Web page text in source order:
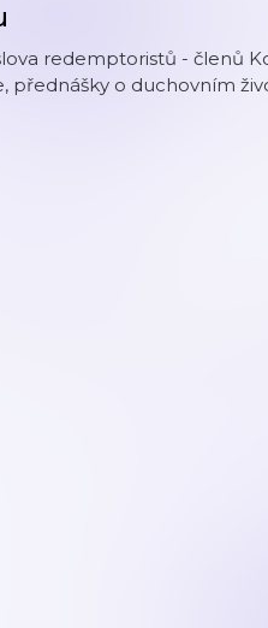
redemptoristů - členů
přednášky o duchovním